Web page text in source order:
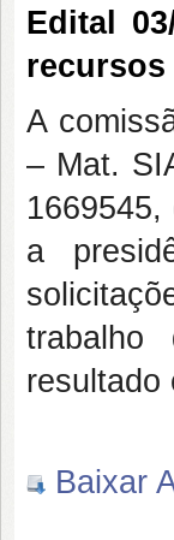
Edital
recursos
A
– Mat.
a
trabalho
resultado
Baixar